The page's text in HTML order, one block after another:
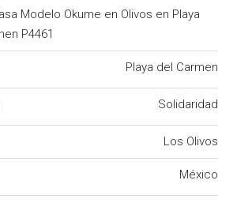
Modelo Okume en Olivos en Playa
P4461
Playa del Carmen
Solidaridad
Los Olivos
México